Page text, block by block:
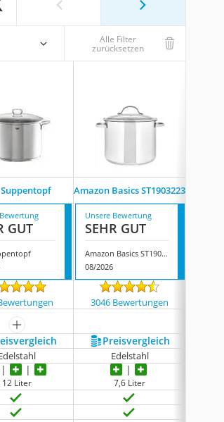
Alle Filter
zurücksetzen
Amazon Basics ST1903223
GUT
Unsere Bewertung
SEHR GUT
Amazon Basics ST1903223
08/2026
3046 Bewertungen
mehr anzeigen
Preis­vergleich
Edelstahl
12 Liter 7,6 Liter